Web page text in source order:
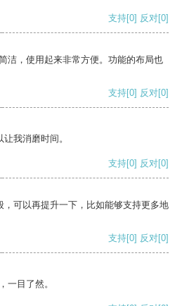
支持[0] 反对[0]
洁，使用起来非常方便。功能的布局也
支持[0] 反对[0]
我消磨时间。
支持[0] 反对[0]
可以再提升一下，比如能够支持更多地
支持[0] 反对[0]
一目了然。